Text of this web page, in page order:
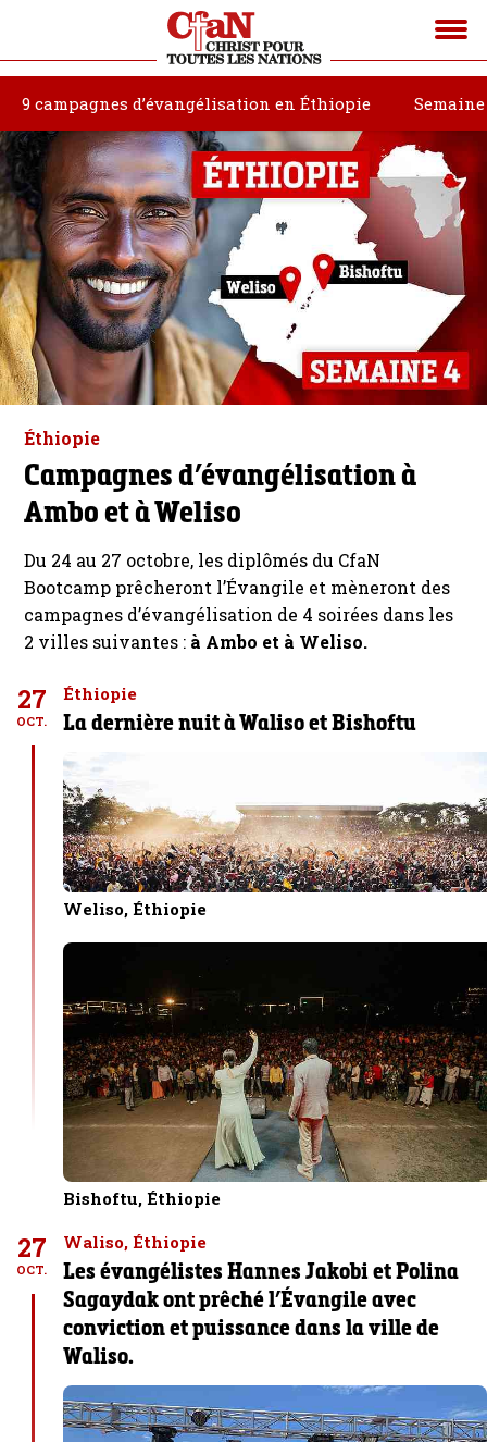
9 campagnes d’évangélisation en Éthiopie Semaine
Éthiopie
Campagnes d’évangélisation à
Ambo et à Weliso
Du 24 au 27 octobre, les diplômés du CfaN
Bootcamp prêcheront l’Évangile et mèneront des
campagnes d’évangélisation de 4 soirées dans les
2 villes suivantes : à Ambo et à Weliso.
27
OCT.
Éthiopie
La dernière nuit à Waliso et Bishoftu
Weliso, Éthiopie
Bishoftu, Éthiopie
27
OCT.
Waliso, Éthiopie
Les évangélistes Hannes Jakobi et Polina
Sagaydak ont prêché l’Évangile avec
conviction et puissance dans la ville de
Waliso.